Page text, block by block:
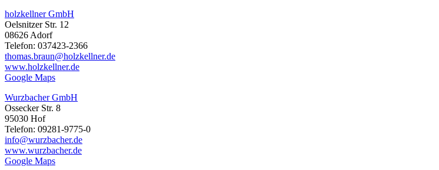
holzkellner GmbH
Oelsnitzer Str. 12
08626 Adorf
Telefon: 037423-2366
thomas.braun@holzkellner.de
www.holzkellner.de
Google Maps
Wurzbacher GmbH
Ossecker Str. 8
95030 Hof
Telefon: 09281-9775-0
info@wurzbacher.de
www.wurzbacher.de
Google Maps